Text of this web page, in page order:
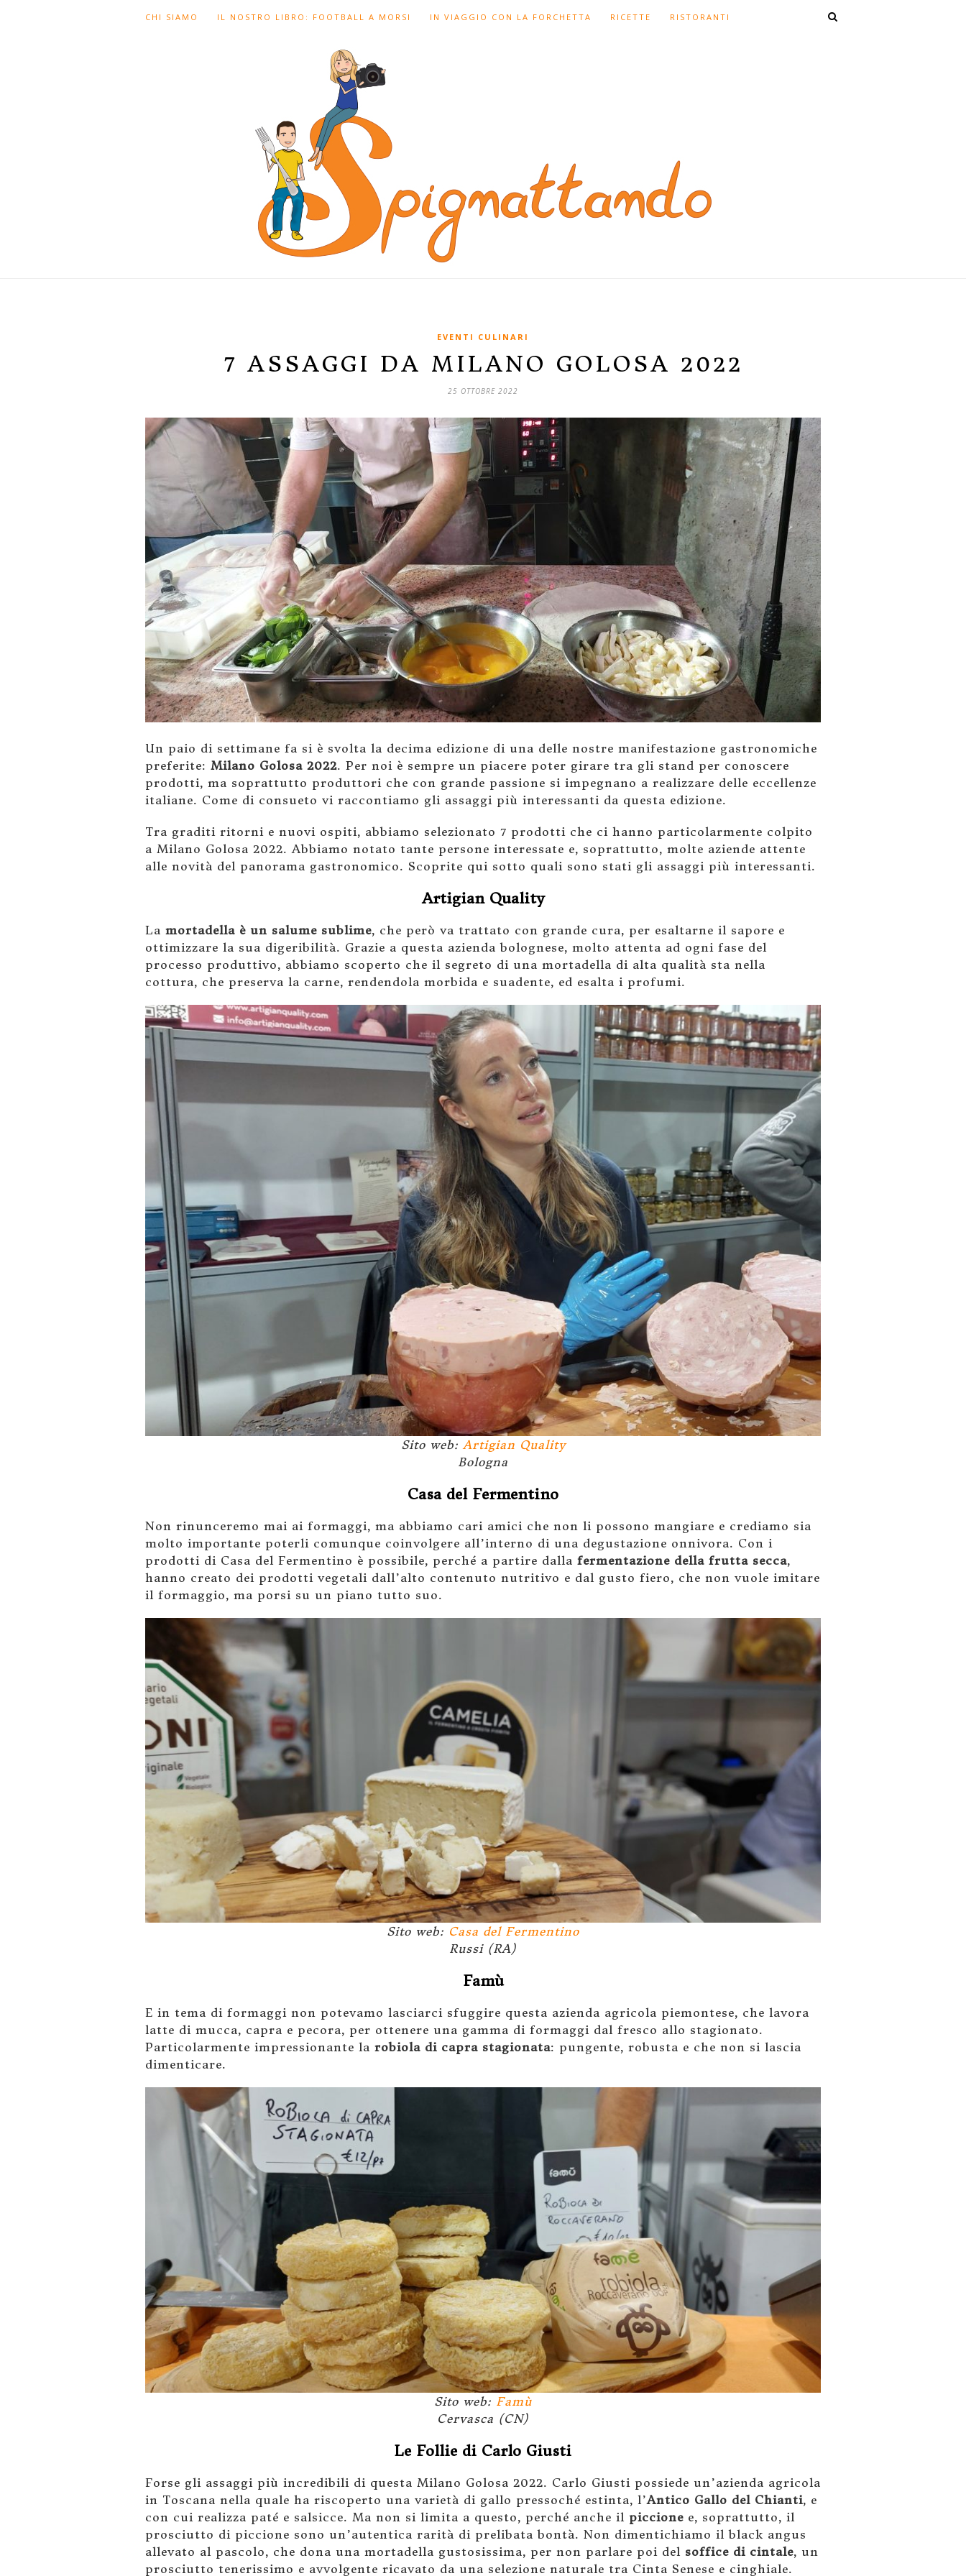
CHI SIAMO IL NOSTRO LIBRO: FOOTBALL A MORSI IN VIAGGIO CON LA FORCHETTA RICETTE RISTORANTI
EVENTI CULINARI
7 ASSAGGI DA MILANO GOLOSA 2022
25 OTTOBRE 2022
Un paio di settimane fa si è svolta la decima edizione di una delle nostre manifestazione gastronomiche
preferite: Milano Golosa 2022. Per noi è sempre un piacere poter girare tra gli stand per conoscere
prodotti, ma soprattutto produttori che con grande passione si impegnano a realizzare delle eccellenze
italiane. Come di consueto vi raccontiamo gli assaggi più interessanti da questa edizione.
Tra graditi ritorni e nuovi ospiti, abbiamo selezionato 7 prodotti che ci hanno particolarmente colpito
a Milano Golosa 2022. Abbiamo notato tante persone interessate e, soprattutto, molte aziende attente
alle novità del panorama gastronomico. Scoprite qui sotto quali sono stati gli assaggi più interessanti.
Artigian Quality
La mortadella è un salume sublime, che però va trattato con grande cura, per esaltarne il sapore e
ottimizzare la sua digeribilità. Grazie a questa azienda bolognese, molto attenta ad ogni fase del
processo produttivo, abbiamo scoperto che il segreto di una mortadella di alta qualità sta nella
cottura, che preserva la carne, rendendola morbida e suadente, ed esalta i profumi.
Sito web:Artigian Quality
Bologna
Casa del Fermentino
Non rinunceremo mai ai formaggi, ma abbiamo cari amici che non li possono mangiare e crediamo sia
molto importante poterli comunque coinvolgere all’interno di una degustazione onnivora. Con i
prodotti di Casa del Fermentino è possibile, perché a partire dalla fermentazione della frutta secca,
hanno creato dei prodotti vegetali dall’alto contenuto nutritivo e dal gusto fiero, che non vuole imitare
il formaggio, ma porsi su un piano tutto suo.
Sito web: Casa del Fermentino
Russi (RA)
Famù
E in tema di formaggi non potevamo lasciarci sfuggire questa azienda agricola piemontese, che lavora
latte di mucca, capra e pecora, per ottenere una gamma di formaggi dal fresco allo stagionato.
Particolarmente impressionante la robiola di capra stagionata: pungente, robusta e che non si lascia
dimenticare.
Sito web: Famù
Cervasca (CN)
Le Follie di Carlo Giusti
Forse gli assaggi più incredibili di questa Milano Golosa 2022. Carlo Giusti possiede un’azienda agricola
in Toscana nella quale ha riscoperto una varietà di gallo pressoché estinta, l’Antico Gallo del Chianti, e
con cui realizza paté e salsicce. Ma non si limita a questo, perché anche il piccione e, soprattutto, il
prosciutto di piccione sono un’autentica rarità di prelibata bontà. Non dimentichiamo il black angus
allevato al pascolo, che dona una mortadella gustosissima, per non parlare poi del soffice di cintale, un
prosciutto tenerissimo e avvolgente ricavato da una selezione naturale tra Cinta Senese e cinghiale.